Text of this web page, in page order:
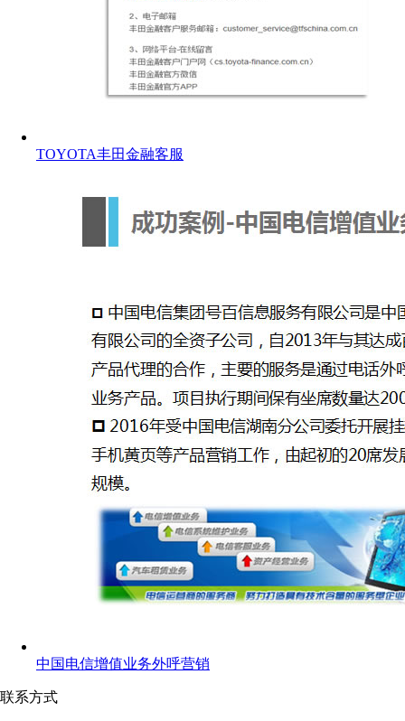
TOYOTA丰田金融客服
中国电信增值业务外呼营销
联系方式